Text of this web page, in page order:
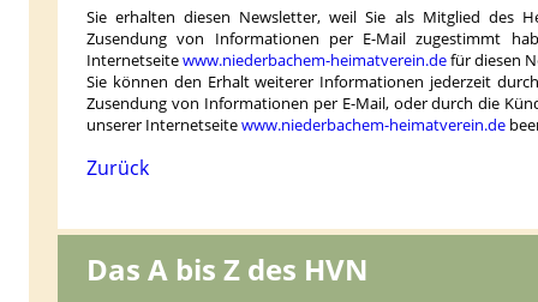
Sie erhalten diesen Newsletter, weil Sie als Mitglied des
Zusendung von Informationen per E-Mail zugestimmt
Internetseitewww.niederbachem-heimatverein.defür diesen
Sie können den Erhalt weiterer Informationen jederzeit
Zusendung von Informationen per E-Mail, oder durch die
unserer Internetseitewww.niederbachem-heimatverein.de
Zurück
Das A bis Z des HVN